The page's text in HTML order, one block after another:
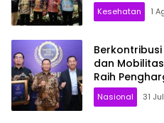
Kesehatan 1
dan
Raih
Indonesia
Nasional 31